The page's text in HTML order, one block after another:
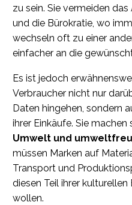
zu sein. Sie vermeiden
und die Bürokratie, wo
wechseln oft zu einer
einfacher an die
Es ist jedoch
Verbraucher nicht nur
Daten hingehen, sondern
ihrer Einkäufe. Sie
Umwelt und
müssen Marken auf
Transport und
diesen Teil ihrer
wollen.